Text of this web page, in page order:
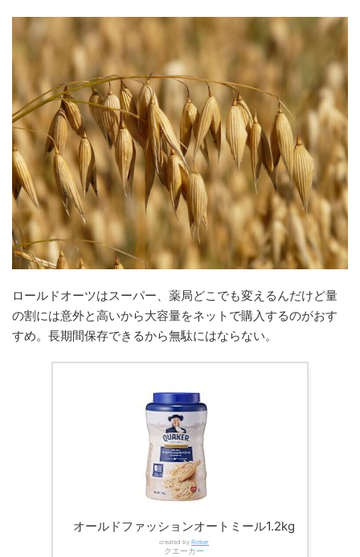
ロールドオーツはスーパー、薬局どこでも変えるんだけど量
の割には意外と高いから大容量をネットで購入するのがおす
すめ。長期間保存できるから無駄にはならない。
オールドファッションオートミール1.2kg
created by Rinker
クエーカー